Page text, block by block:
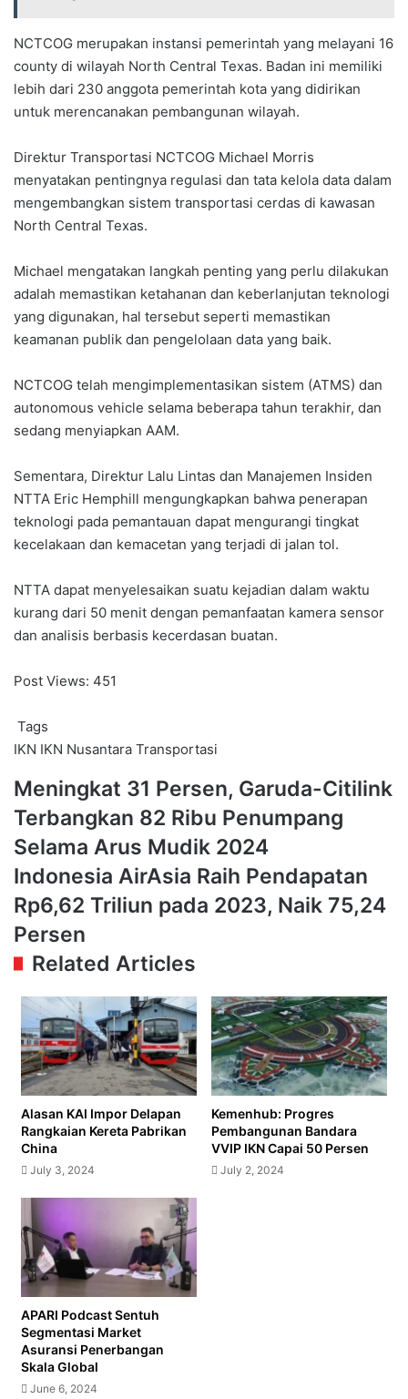
NCTCOG merupakan instansi pemerintah yang melayani 16
county di wilayah North Central Texas. Badan ini memiliki
lebih dari 230 anggota pemerintah kota yang didirikan
untuk merencanakan pembangunan wilayah.
Direktur Transportasi NCTCOG Michael Morris
menyatakan pentingnya regulasi dan tata kelola data dalam
mengembangkan sistem transportasi cerdas di kawasan
North Central Texas.
Michael mengatakan langkah penting yang perlu dilakukan
adalah memastikan ketahanan dan keberlanjutan teknologi
yang digunakan, hal tersebut seperti memastikan
keamanan publik dan pengelolaan data yang baik.
NCTCOG telah mengimplementasikan sistem (ATMS) dan
autonomous vehicle selama beberapa tahun terakhir, dan
sedang menyiapkan AAM.
Sementara, Direktur Lalu Lintas dan Manajemen Insiden
NTTA Eric Hemphill mengungkapkan bahwa penerapan
teknologi pada pemantauan dapat mengurangi tingkat
kecelakaan dan kemacetan yang terjadi di jalan tol.
NTTA dapat menyelesaikan suatu kejadian dalam waktu
kurang dari 50 menit dengan pemanfaatan kamera sensor
dan analisis berbasis kecerdasan buatan.
Post Views: 451
Tags
IKN IKN Nusantara Transportasi
Meningkat
Persen,
Garuda-
Citilink
Terbangkan
82
Ribu
Penumpang
Selama
Arus
2024
Meningkat 31 Persen, Garuda-Citilink
Terbangkan 82 Ribu Penumpang
Selama Arus Mudik 2024
Indonesia
AirAsia
Raih
Pendapatan
Rp6,62
Triliun
2023,
Naik
75,24
Persen
Indonesia AirAsia Raih Pendapatan
Rp6,62 Triliun pada 2023, Naik 75,24
Persen
Related Articles
Alasan KAI Impor Delapan
Rangkaian Kereta Pabrikan
China
July 3, 2024
Kemenhub: Progres
Pembangunan Bandara
VVIP IKN Capai 50 Persen
July 2, 2024
APARI Podcast Sentuh
Segmentasi Market
Asuransi Penerbangan
Skala Global
June 6, 2024